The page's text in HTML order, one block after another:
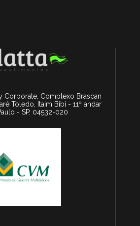
Corporate, Complexo Brascan
Toledo, Itaim Bibi - 11º andar
- SP, 04532-020